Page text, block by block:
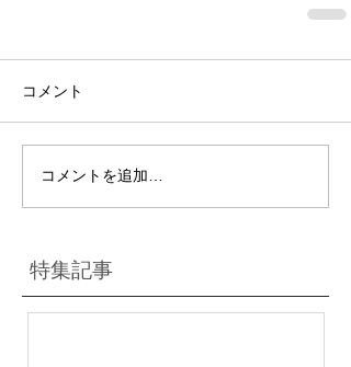
コメント
コメントを追加…
特集記事